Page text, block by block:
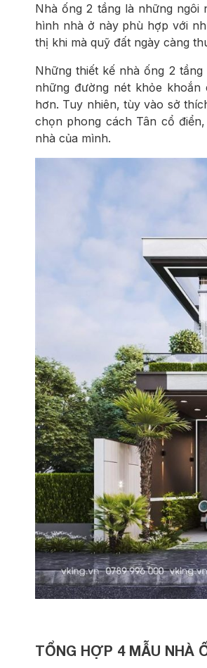
Nhà ống 2 tầng là những ngôi
hình nhà ở này phù hợp với
thị khi mà quỹ đất ngày càng
Những thiết kế nhà ống 2
những đường nét khỏe
hơn. Tuy nhiên, tùy vào sở
chọn phong cách Tân cổ
nhà của mình.
TỔNG HỢP 4 MẪU NHÀ